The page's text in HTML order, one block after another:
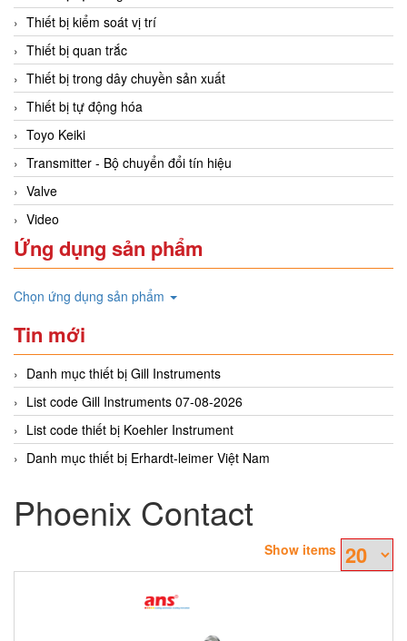
Thiết bị kiểm soát vị trí
Thiết bị quan trắc
Thiết bị trong dây chuyền sản xuất
Thiết bị tự động hóa
Toyo Keiki
Transmitter - Bộ chuyển đổi tín hiệu
Valve
Video
Ứng dụng sản phẩm
Chọn ứng dụng sản phẩm
Tin mới
Danh mục thiết bị Gill Instruments
List code Gill Instruments 07-08-2026
List code thiết bị Koehler Instrument
Danh mục thiết bị Erhardt-leimer Việt Nam
Phoenix Contact
Show items